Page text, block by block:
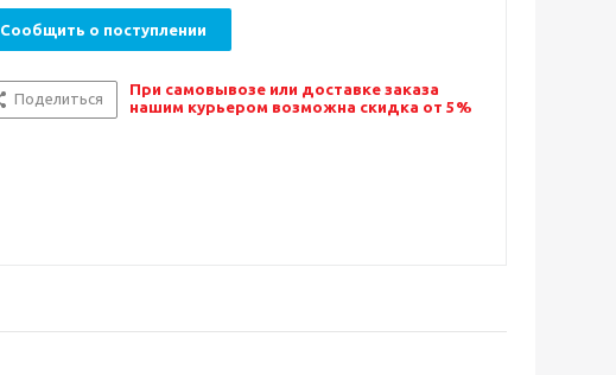
Сообщить о поступлении
Поделиться
При самовывозе или доставке заказа
нашим курьером возможна скидка от 5%